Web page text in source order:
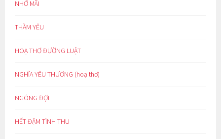
NHỚ MÃI
THẦM YÊU
HOẠ THƠ ĐƯỜNG LUẬT
NGHĨA YÊU THƯƠNG (hoạ thơ)
NGÓNG ĐỢI
HẾT ĐẬM TÌNH THU